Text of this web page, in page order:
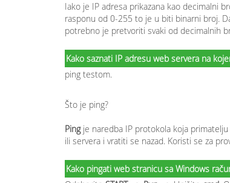
Iako je IP adresa prikazana kao decimalni
rasponu od 0-255 to je u biti binarni broj.
potrebno je pretvoriti svaki od decimalnih
Kako saznati IP adresu web servera na
ping testom.
Što je ping?
Pingje naredba IP protokola koja
ili servera i vratiti se nazad. Koristi se za
Kako pingati web stranicu sa Windows